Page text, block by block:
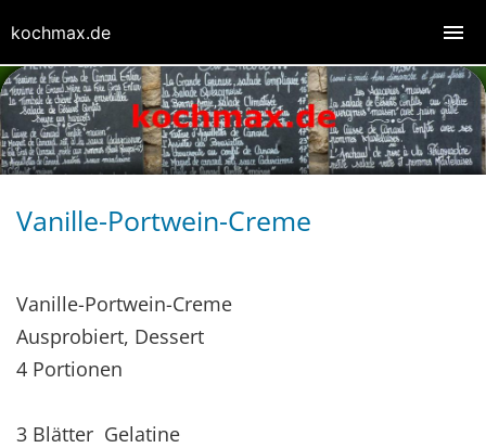
Vanille-Portwein-Creme
Vanille-Portwein-Creme
Ausprobiert, Dessert
4 Portionen
3 Blätter Gelatine
kochmax.de